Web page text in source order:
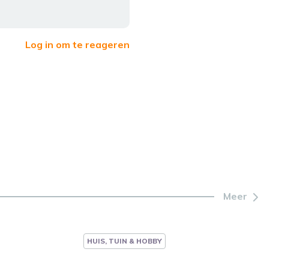
Log in om te reageren
Meer
HUIS, TUIN & HOBBY